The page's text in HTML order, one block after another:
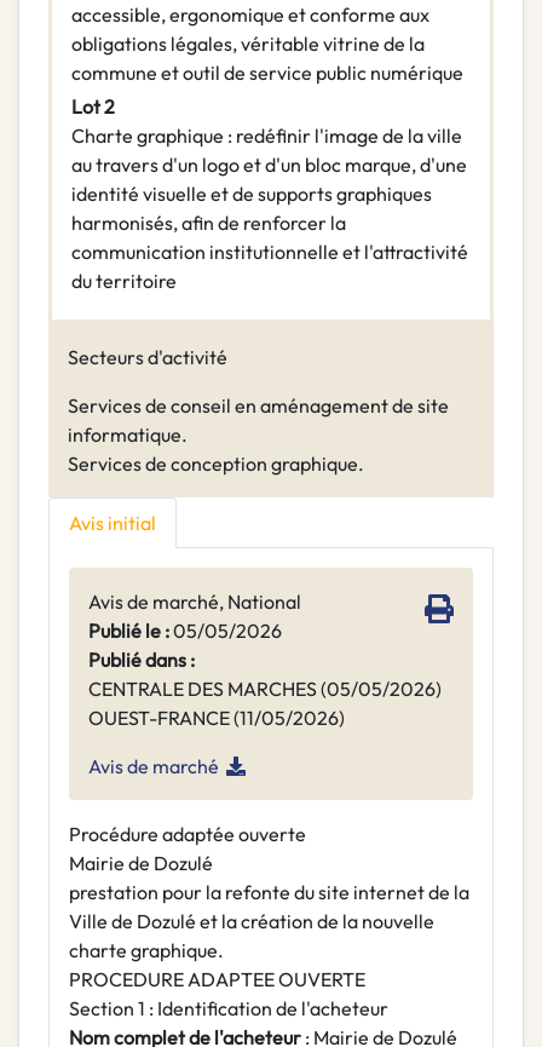
accessible, ergonomique et conforme aux
obligations légales, véritable vitrine de la
commune et outil de service public numérique
Lot 2
Charte graphique : redéfinir l'image de la ville
au travers d'un logo et d'un bloc marque, d'une
identité visuelle et de supports graphiques
harmonisés, afin de renforcer la
communication institutionnelle et l'attractivité
du territoire
Secteurs d'activité
Services de conseil en aménagement de site
informatique.
Services de conception graphique.
Avis initial
Avis de marché, National
Publié le :05/05/2026
Publié dans :
CENTRALE DES MARCHES (05/05/2026)
OUEST-FRANCE (11/05/2026)
Avis de marché
Procédure adaptée ouverte
Mairie de Dozulé
prestation pour la refonte du site internet de la
Ville de Dozulé et la création de la nouvelle
charte graphique.
PROCEDURE ADAPTEE OUVERTE
Section 1 : Identification de l'acheteur
Nom complet de l'acheteur : Mairie de Dozulé